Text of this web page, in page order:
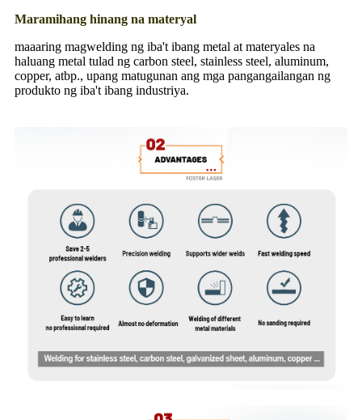
Maramihang hinang na materyal
maaaring magwelding ng iba't ibang metal at materyales na
haluang metal tulad ng carbon steel, stainless steel, aluminum,
copper, atbp., upang matugunan ang mga pangangailangan ng
produkto ng iba't ibang industriya.